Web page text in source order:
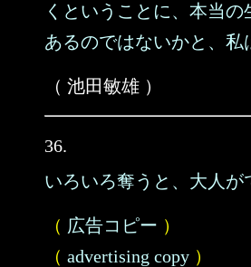
くということに、本当
あるのではないかと、私
（ 池田敏雄 ）
36.
いろいろ奪うと、大人が
（ 広告コピー ）
（ advertising copy ）